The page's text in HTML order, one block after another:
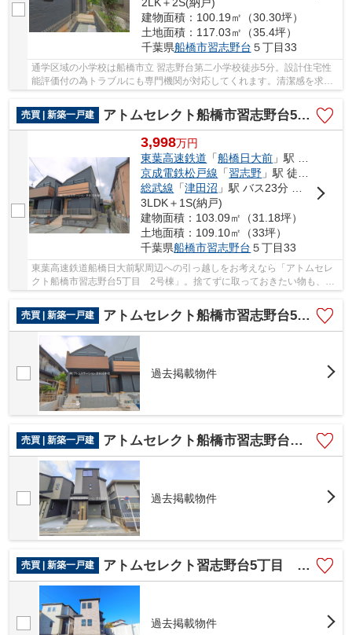
建物面積：100.19㎡（30.30坪）
土地面積：117.03㎡（35.4坪）
千葉県船橋市習志野台 ５丁目33
通学区域の小学校は船橋市立 習志野台第二小学校徒歩5分。設計住宅性
能評価付の為トラブルにも専門機関が対応してくれます。清潔感を求め
る方に一押ししたい全居室フローリングです。...
売買 | 新築一戸建
アトムセレクト船橋市習志野台5丁目 2号棟
3,998万円
東葉高速鉄道 「船橋日大前 」駅 徒歩18分
京成電鉄松戸線 「習志野 」駅 徒歩18分
総武線 「津田沼 」駅 バス23分 「千葉日大一高」 停歩2分
3LDK＋1S(納戸)
建物面積：103.09㎡（31.18坪）
土地面積：109.10㎡（33坪）
千葉県船橋市習志野台 ５丁目33
東葉高速鉄道船橋日大前駅周辺への引っ越しをお考えなら「アトムセレ
クト船橋市習志野台5丁目 2号棟」。捨てずに取っておきたい物も、大
売買 | 新築一戸建
アトムセレクト船橋市習志野台5丁目 1号棟
過去掲載物件
売買 | 新築一戸建 アトムセレクト船橋市習志野台７丁目 １号棟
過去掲載物件
売買 | 新築一戸建 アトムセレクト習志野台5丁目 1号棟
過去掲載物件